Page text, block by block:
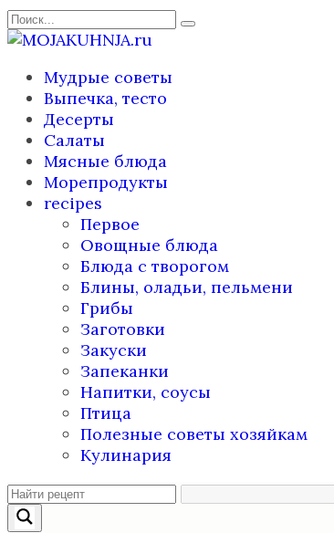
Перейти
к
Search
for:
Мудрые советы
Выпечка, тесто
Десерты
Салаты
Мясные блюда
Морепродукты
recipes
Первое
Овощные блюда
Блюда с творогом
Блины, оладьи, пельмени
Грибы
Заготовки
Закуски
Запеканки
Напитки, соусы
Птица
Полезные советы хозяйкам
Кулинария